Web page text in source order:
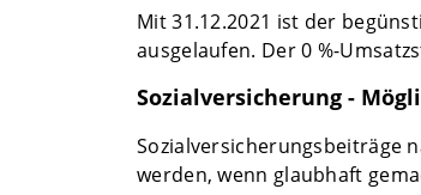
Mit 31.12.2021 ist der
ausgelaufen. Der 0 %-
Sozialversicherung -
Sozialversicherungsbeiträge
werden, wenn glaubhaft